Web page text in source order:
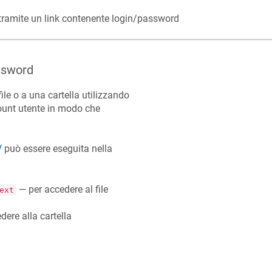
un link contenente login/password
o a una cartella utilizzando
utente in modo che
può essere eseguita nella
— per accedere al file
alla cartella